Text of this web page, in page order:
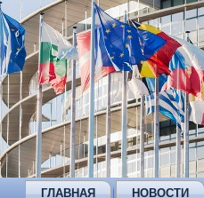
ГЛАВНАЯ НОВОСТИ